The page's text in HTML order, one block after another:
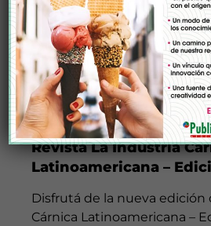
Revista La Industria
Latinoamericana –
Disfrutá de la nueva edición
Cárnica Latinoamericana –